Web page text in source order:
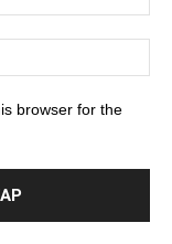
browser for the